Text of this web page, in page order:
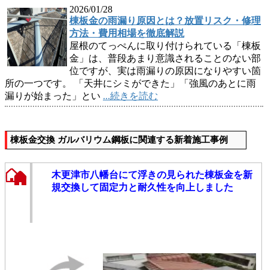
2026/01/28
棟板金の雨漏り原因とは？放置リスク・修理
方法・費用相場を徹底解説
屋根のてっぺんに取り付けられている「棟板
金」は、普段あまり意識されることのない部
位ですが、実は雨漏りの原因になりやすい箇
所の一つです。 「天井にシミができた」「強風のあとに雨
漏りが始まった」とい ...続きを読む
棟板金交換 ガルバリウム鋼板に関連する新着施工事例
木更津市八幡台にて浮きの見られた棟板金を新
規交換して固定力と耐久性を向上しました